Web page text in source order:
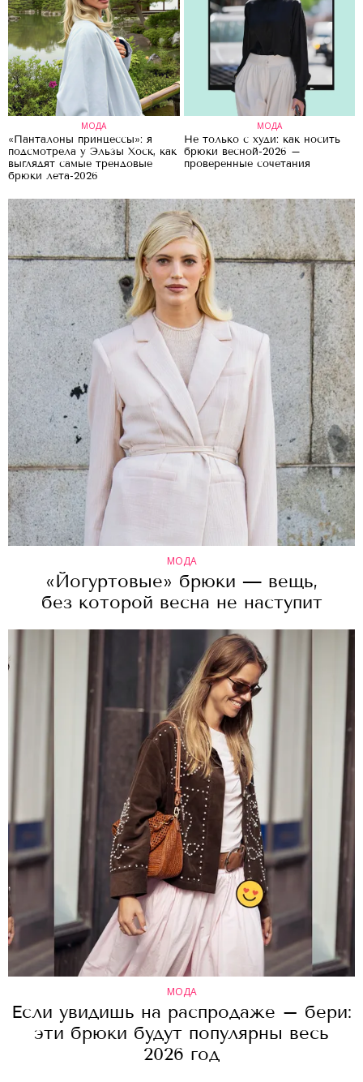
МОДА
«Панталоны принцессы»: я
подсмотрела у Эльзы Хоск, как
выглядят самые трендовые
брюки лета-2026
МОДА
Не только с худи: как носить
брюки весной-2026 –
проверенные сочетания
МОДА
«Йогуртовые» брюки — вещь,
без которой весна не наступит
МОДА
Если увидишь на распродаже – бери:
эти брюки будут популярны весь
2026 год